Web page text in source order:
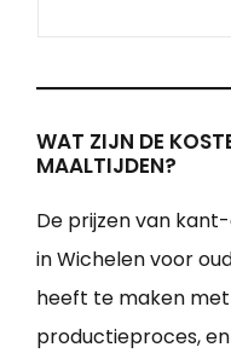
WAT ZIJN DE
MAALTIJDEN?
De prijzen van
in Wichelen voor
heeft te maken
productieproces,